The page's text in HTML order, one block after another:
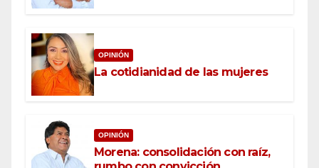
OPINIÓN
La cotidianidad de las mujeres
OPINIÓN
Morena: consolidación con raíz,